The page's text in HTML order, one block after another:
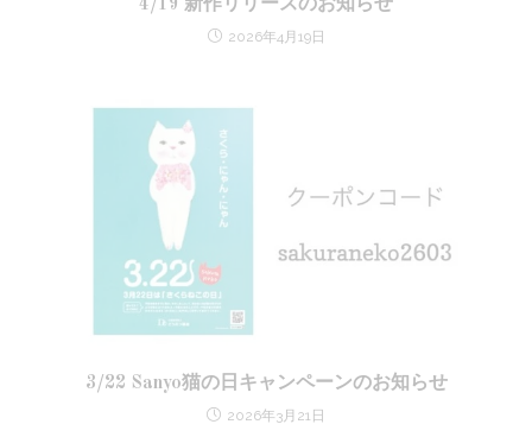
4/19 新作リリースのお知らせ
2026年4月19日
3/22 Sanyo猫の日キャンペーンのお知らせ
2026年3月21日